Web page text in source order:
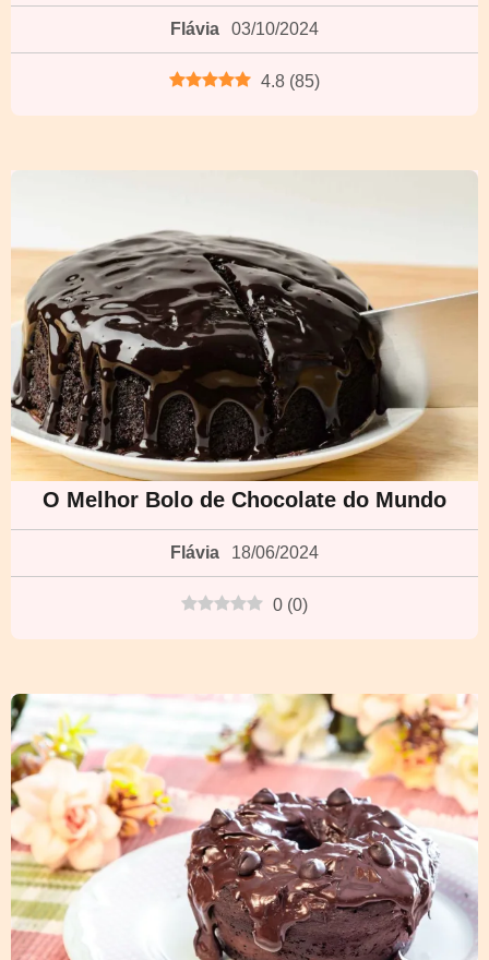
Flávia 03/10/2024
4.8 (85)
O Melhor Bolo de Chocolate do Mundo
Flávia 18/06/2024
0 (0)